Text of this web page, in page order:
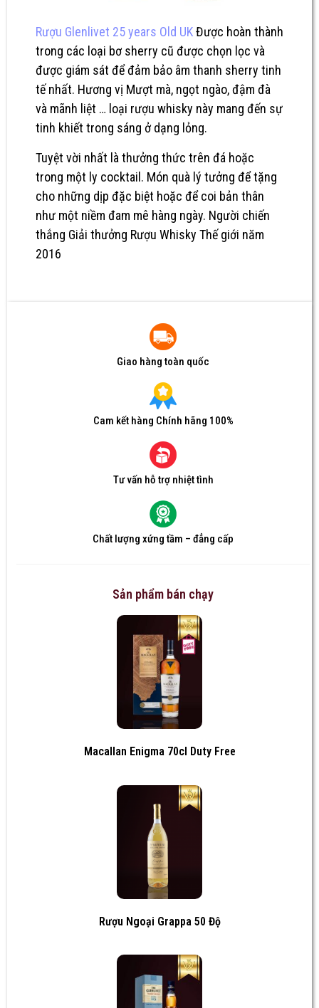
Rượu Glenlivet 25 years Old UKĐược hoàn thành
trong các loại bơ sherry cũ được chọn lọc và
được giám sát để đảm bảo âm thanh sherry tinh
tế nhất. Hương vị Mượt mà, ngọt ngào, đậm đà
và mãnh liệt … loại rượu whisky này mang đến sự
tinh khiết trong sáng ở dạng lỏng.
Tuyệt vời nhất là thưởng thức trên đá hoặc
trong một ly cocktail. Món quà lý tưởng để tặng
cho những dịp đặc biệt hoặc để coi bản thân
như một niềm đam mê hàng ngày. Người chiến
thắng Giải thưởng Rượu Whisky Thế giới năm
2016
Giao hàng toàn quốc
Cam kết hàng Chính hãng 100%
Tư vấn hỗ trợ nhiệt tình
Chất lượng xứng tầm – đẳng cấp
Sản phẩm bán chạy
Macallan Enigma 70cl Duty Free
Rượu Ngoại Grappa 50 Độ